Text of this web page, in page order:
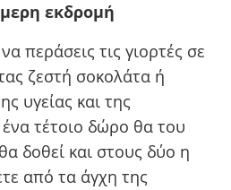
εκδρομή
περάσεις τις γιορτές σε
ζεστή σοκολάτα ή
υγείας και της
τέτοιο δώρο θα του
δοθεί και στους δύο η
από τα άγχη της